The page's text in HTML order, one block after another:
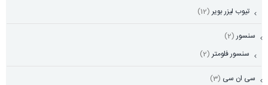
تیوب لیزر بویر (12)
سنسور (2)
سنسور فلومتر (2)
سی ان سی (3)